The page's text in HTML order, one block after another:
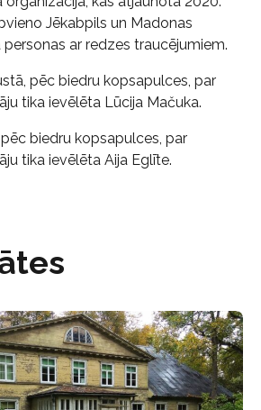
Jēkabpils un Madonas
ar redzes traucējumiem.
pēc biedru kopsapulces, par
tika ievēlēta Lūcija Mačuka.
pēc biedru kopsapulces, par
tika ievēlēta Aija Eglīte.